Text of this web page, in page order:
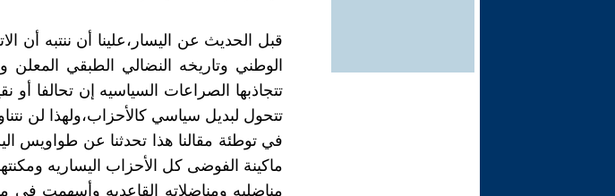
قبل الحديث عن اليسار،علينا أن ننتبه أن
الوطني وتاريخه النضالي الطبقي المعلن
تتجاذبها الصراعات السياسيه إن تحالفا أو
تتحول لبديل سياسي كالأحزاب،ولهذا لن
في توطئة مقالنا هذا تحدثنا عن طواويس
ماكينة الفوضى كل الأحزاب اليساريه
مناضليه ومناضلاته القاعديه وأسهمت في